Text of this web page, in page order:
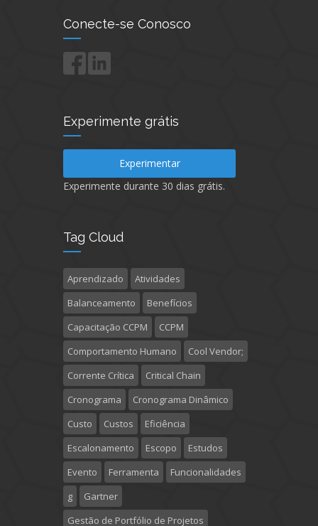
Conecte-se Conosco
Experimente grátis
Experimentar
Experimente durante 30 dias grátis.
Tag Cloud
Aprendizado
Atividades
Balanceamento
Benefícios
Capacitação CCPM
CCPM
Comportamento Humano
Cool Vendor;
Corrente Crítica
Critical Chain
Cronograma
Cronograma Dinâmico
Custo
Custos
Eficiência
Escalonamento
Escopo
Estudos
Evento
Ferramenta
Funcionalidades
g
Gartner
Gestão de Portfólio de Projetos